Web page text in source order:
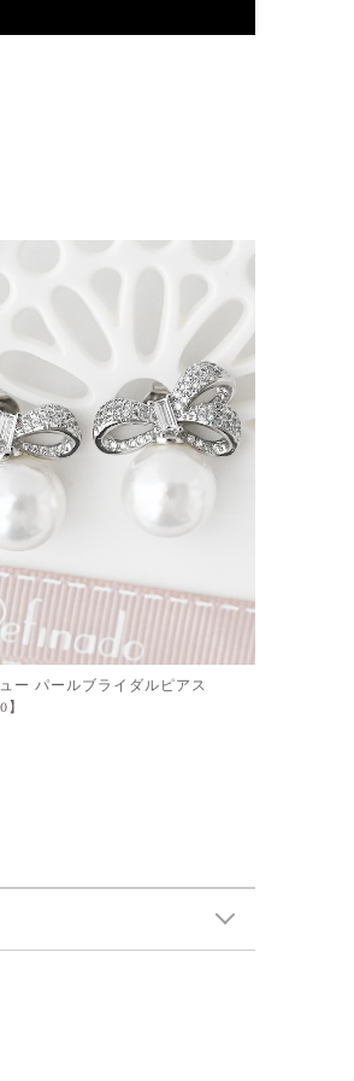
ー パールブライダルピアス